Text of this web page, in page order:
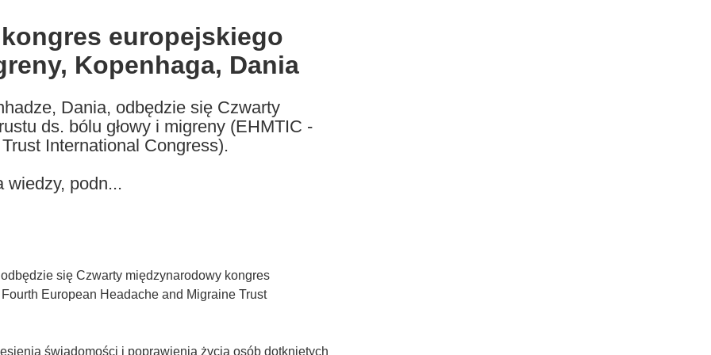
europejskiego
Kopenhaga, Dania
Dania, odbędzie się Czwarty
ds. bólu głowy i migreny (EHMTIC -
International Congress).
wiedzy, podn...
się Czwarty międzynarodowy kongres
European Headache and Migraine Trust
świadomości i poprawienia życia osób dotkniętych